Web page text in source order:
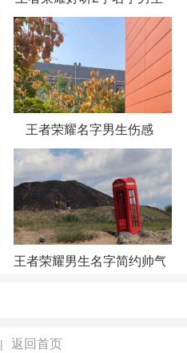
断天
王者荣耀名字男生伤感
王者荣耀男生名字简约帅气
| 返回首页